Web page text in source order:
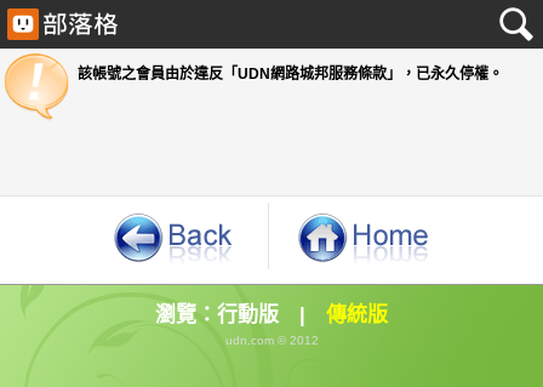
瀏覽： 行動版 | 傳統版
udn.com © 2012